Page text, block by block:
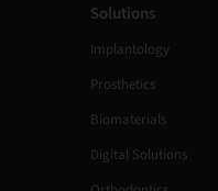
Solutions
Implantology
Prosthetics
Biomaterials
Digital Solutions